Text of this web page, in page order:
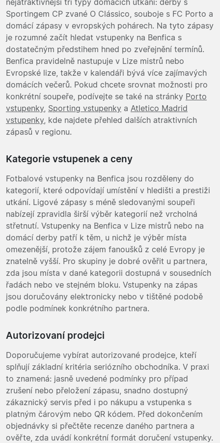
Sportingem CP zvané O Clássico, souboje s FC Porto a
domácí zápasy v evropských pohárech. Na tyto zápasy
je rozumné začít hledat vstupenky na Benfica s
dostatečným předstihem hned po zveřejnění termínů.
Benfica pravidelně nastupuje v Lize mistrů nebo
Evropské lize, takže v kalendáři bývá více zajímavých
domácích večerů. Pokud chcete srovnat možnosti pro
konkrétní soupeře, podívejte se také na stránky Porto
vstupenky, Sporting vstupenky a Atletico Madrid
vstupenky, kde najdete přehled dalších atraktivních
zápasů v regionu.
Kategorie vstupenek a ceny
Fotbalové vstupenky na Benfica jsou rozděleny do
kategorií, které odpovídají umístění v hledišti a prestiži
utkání. Ligové zápasy s méně sledovanými soupeři
nabízejí zpravidla širší výběr kategorií než vrcholná
střetnutí. Vstupenky na Benfica v Lize mistrů nebo na
domácí derby patří k těm, u nichž je výběr místa
omezenější, protože zájem fanoušků z celé Evropy je
znatelně vyšší. Pro skupiny je dobré ověřit u partnera,
zda jsou místa v dané kategorii dostupná v sousedních
řadách nebo ve stejném bloku. Vstupenky na zápas
jsou doručovány elektronicky nebo v tištěné podobě
podle podmínek konkrétního partnera.
Autorizovaní prodejci
Doporučujeme vybírat autorizované prodejce, kteří
splňují základní kritéria seriózního obchodníka. V praxi
to znamená: jasně uvedené podmínky pro případ
zrušení nebo přeložení zápasu, snadno dostupný
zákaznický servis před i po nákupu a vstupenka s
platným čárovým nebo QR kódem. Před dokončením
objednávky si přečtěte recenze daného partnera a
ověřte, zda uvádí konkrétní formát doručení vstupenky.